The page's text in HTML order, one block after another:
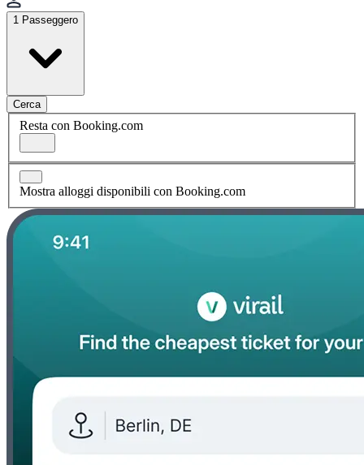
1 Passeggero
Cerca
Resta con Booking.com
Mostra alloggi disponibili con Booking.com